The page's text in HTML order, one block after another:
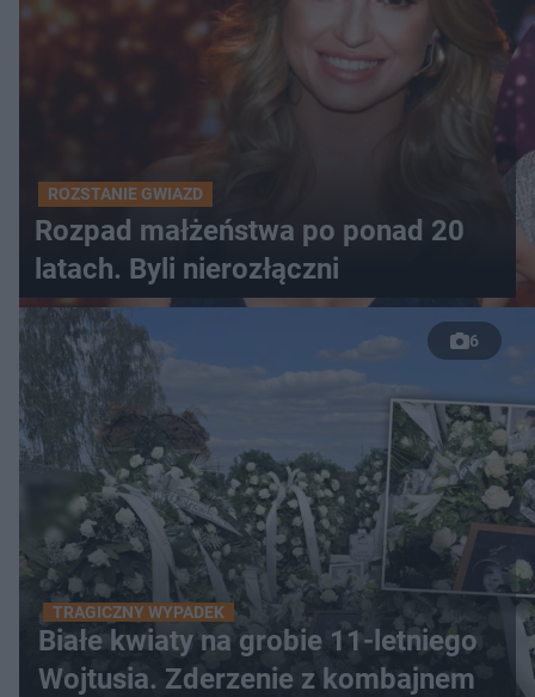
ROZSTANIE GWIAZD
Rozpad małżeństwa po ponad 20
latach. Byli nierozłączni
6
TRAGICZNY WYPADEK
Białe kwiaty na grobie 11-letniego
Wojtusia. Zderzenie z kombajnem